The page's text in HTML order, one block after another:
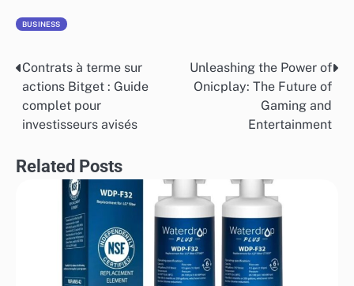
BUSINESS
Post
navigation
Contrats à terme sur
actions Bitget : Guide
complet pour
investisseurs avisés
Unleashing the Power of
Onicplay: The Future of
Gaming and
Entertainment
Related Posts